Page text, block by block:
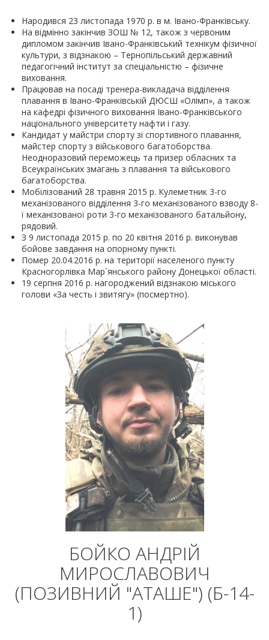
Народився 23 листопада 1970 р. в м. Івано-Франківську.
На відмінно закінчив ЗОШ № 12, також з червоним
дипломом закінчив Івано-Франківський технікум фізичної
культури, з відзнакою – Тернопільський державний
педагогічний інститут за спеціальністю – фізичне
виховання.
Працював на посаді тренера-викладача відділення
плавання в Івано-Франківській ДЮСШ «Олімп», а також
на кафедрі фізичного виховання Івано-Франківського
національного університету нафти і газу.
Кандидат у майстри спорту зі спортивного плавання,
майстер спорту з військового багатоборства.
Неодноразовий переможець та призер обласних та
Всеукраїнських змагань з плавання та військового
багатоборства.
Мобілізований 28 травня 2015 р. Кулеметник 3-го
механізованого відділення 3-го механізованого взводу 8-
ї механізованої роти 3-го механізованого батальйону,
рядовий.
З 9 листопада 2015 р. по 20 квітня 2016 р. виконував
бойове завдання на опорному пункті.
Помер 20.04.2016 р. на території населеного пункту
Красногорлівка Мар`янського району Донецької області.
19 серпня 2016 р. нагороджений відзнакою міського
голови «За честь і звитягу» (посмертно).
БОЙКО АНДРІЙ
МИРОСЛАВОВИЧ
(ПОЗИВНИЙ "АТАШЕ") (Б-14-
1)